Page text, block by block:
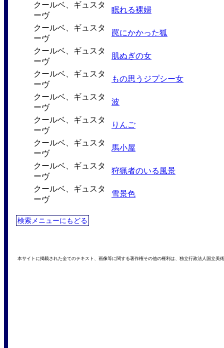
クールベ、ギュスタ
ーヴ
眠れる裸婦
クールベ、ギュスタ
ーヴ
罠にかかった狐
クールベ、ギュスタ
ーヴ
肌ぬぎの女
クールベ、ギュスタ
ーヴ
もの思うジプシー女
クールベ、ギュスタ
ーヴ
波
クールベ、ギュスタ
ーヴ
りんご
クールベ、ギュスタ
ーヴ
馬小屋
クールベ、ギュスタ
ーヴ
狩猟者のいる風景
クールベ、ギュスタ
ーヴ
雪景色
検索メニューにもどる
本サイトに掲載された全てのテキスト、画像等に関する著作権その他の権利は、独立行政法人国立